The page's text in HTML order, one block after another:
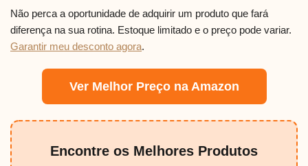
Não perca a oportunidade de adquirir um produto que fará
diferença na sua rotina. Estoque limitado e o preço pode variar.
Garantir meu desconto agora.
Ver Melhor Preço na Amazon
Encontre os Melhores Produtos